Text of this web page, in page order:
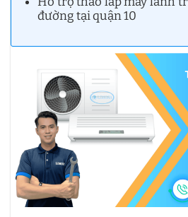
đường tại quận 10